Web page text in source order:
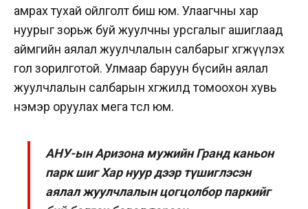
амрах тухай ойлголт биш юм. Улаагчны хар
нуурыг зорьж буй жуулчны урсгалыг ашиглаад
аймгийн аялал жуулчлалын салбарыг хөгжүүлэх
гол зорилготой. Улмаар баруун бүсийн аялал
жуулчлалын салбарын хөгжилд томоохон хувь
нэмэр оруулах мега төсөл юм.
АНУ-ын Аризона мужийн Гранд каньон
парк шиг Хар нуур дээр түшиглэсэн
аялал жуулчлалын цогцолбор паркийг